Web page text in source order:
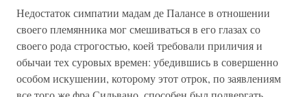
Недостаток симпатии мадам де Палансе в отношении
своего племянника мог смешиваться в его глазах со
своего рода строгостью, коей требовали приличия и
обычаи тех суровых времен: убедившись в совершенно
особом искушении, которому этот отрок, по заявлениям